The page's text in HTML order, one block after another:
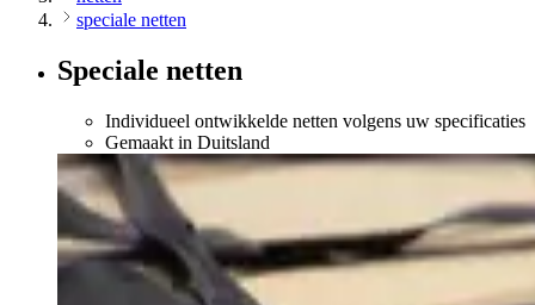
speciale netten
Speciale netten
Individueel ontwikkelde netten volgens uw specificaties
Gemaakt in Duitsland